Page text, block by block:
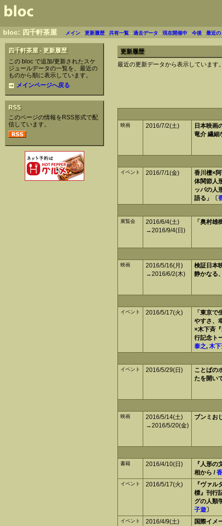
bloc: 四千軒茶屋 メイン -更新履歴 -共有一覧 -過去データ -現在開催中 -今後 -最近
四千軒茶屋 - 更新履歴
この bloc で追加/更新されたスケ
ジュールデータの一覧を、最近の
ものから順に表示しています。
メインページへ戻る
RSS
このページの情報をRSS形式で配
信しています。
更新履歴
最近の更新データから表示しています
映画 2016/7/2(土)
日本映画
竜介 繊細
イベント 2016/7/1(金)
香川檀×
体関節人
ッパの人
語る」〔
展覧会
2016/6/4(土)
→2016/9/4(日)
「奥村雄
映画
2016/5/16(月)
→2016/6/2(木)
検証日本
静かなる
イベント 2016/5/17(火)
「東京
やすさ、
×木下斉
行記念ト
泰之, 木
イベント 2016/5/29(日)
ことばの
たを開い
映画
2016/5/14(土)
→2016/5/20(金)
ブンミお
書籍 2016/4/10(日)
『人形
相から /
イベント 2016/5/17(火)
『ヴァル
標』刊行
グの人類
子遊〕
イベント 2016/4/9(土)
国際イメ